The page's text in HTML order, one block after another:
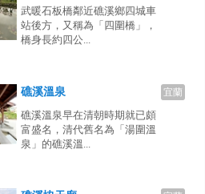
武暖石板橋鄰近礁溪鄉四城車
站後方，又稱為「四圍橋」，
橋身長約四公...
宜蘭
礁溪溫泉
礁溪溫泉早在清朝時期就已頗
富盛名，清代舊名為「湯圍溫
泉」的礁溪溫...